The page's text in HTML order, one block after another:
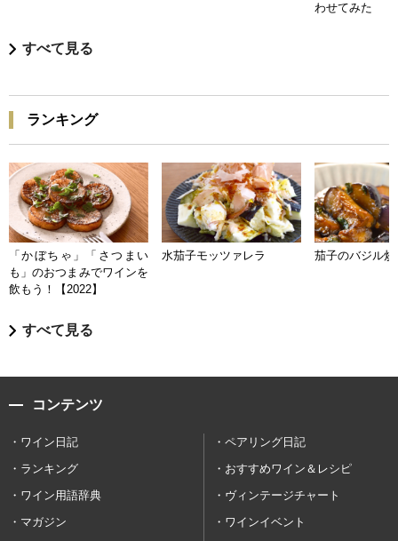
わせてみた
すべて見る
ランキング
「かぼちゃ」「さつまい
も」のおつまみでワインを
飲もう！【2022】
水茄子モッツァレラ 茄子のバジル炒
すべて見る
コンテンツ
ワイン日記
ペアリング日記
ランキング
おすすめワイン＆レシピ
ワイン用語辞典
ヴィンテージチャート
マガジン
ワインイベント